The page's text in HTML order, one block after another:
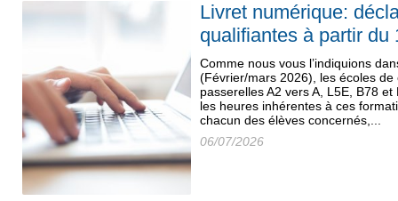
Livret numérique:
qualifiantes à partir du
Comme nous vous l’indiquions
(Février/mars 2026), les écoles
passerelles A2 vers A, L5E, B78
les heures inhérentes à ces
chacun des élèves concernés,...
06/07/2026